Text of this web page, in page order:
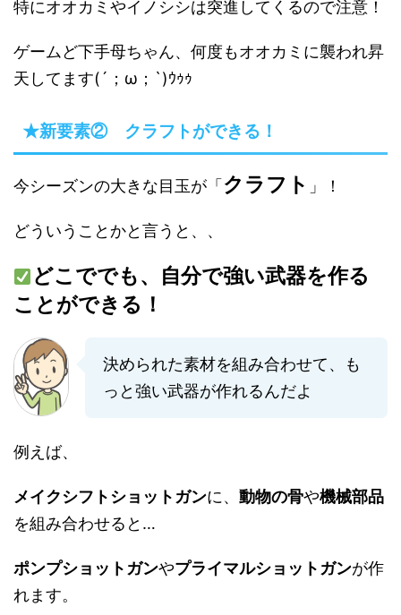
特にオオカミやイノシシは突進してくるので注意！
ゲームど下手母ちゃん、何度もオオカミに襲われ昇
天してます(´；ω；`)ｳｩｩ
★新要素② クラフトができる！
今シーズンの大きな目玉が「 クラフト 」！
どういうことかと言うと、、
どこででも、自分で強い武器を作る
ことができる！
決められた素材を組み合わせて、も
っと強い武器が作れるんだよ
例えば、
メイクシフトショットガンに、 動物の骨や機械部品
を組み合わせると…
ポンプショットガンやプライマルショットガンが作
れます。